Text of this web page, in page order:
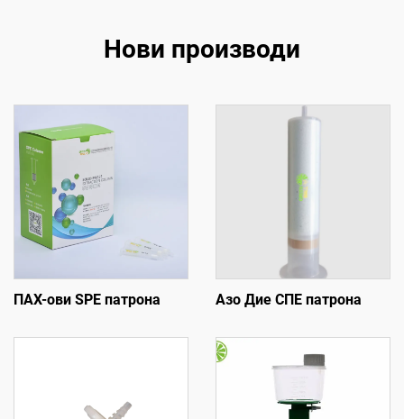
Нови производи
ПАХ-ови SPE патрона Азо Дие СПЕ патрона